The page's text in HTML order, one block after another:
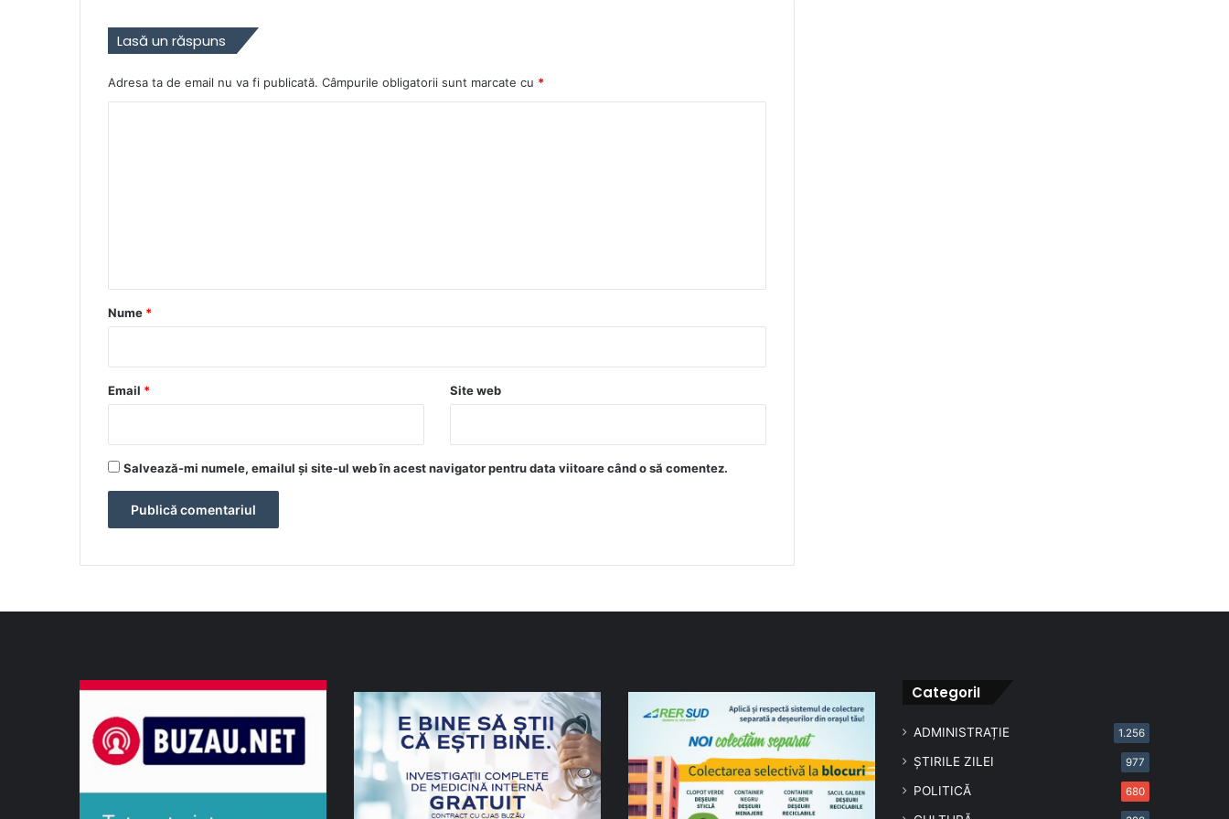
Lasă un răspuns
Adresa ta de email nu va fi publicată. Câmpurile obligatorii sunt marcate cu *
r
*
Nume *
Email * Site web
Salvează-mi numele, emailul și site-ul web în acest navigator pentru data viitoare când o să comentez.
CategoriI
ADMINISTRAȚIE 1.256
ȘTIRILE ZILEI 977
POLITICĂ 680